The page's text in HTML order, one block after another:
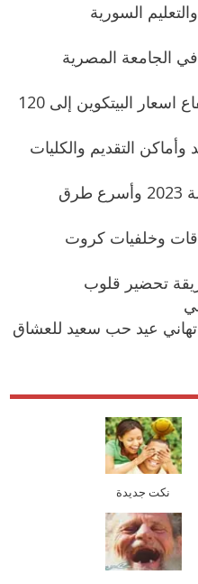
السورية
الجامعة المصرية
ستاندرد تشارترد: توقعات بارتفاع اسعار البيتكوين إلى 120
2023 مواعيد وأماكن التقديم والكليات
موعد ظهور نتيجة الثانوية العامة 2023 وأسرع طرق
بطاقات وخلفيات كروت
تحضير قلوب
نكت جديدة